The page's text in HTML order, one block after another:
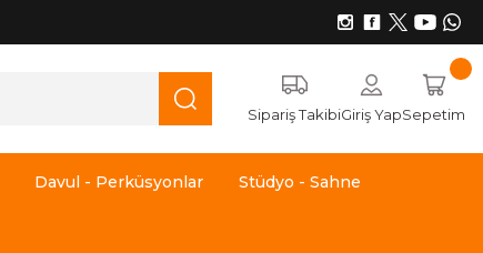
Sipariş TakibiGiriş YapSepetim
Davul - Perküsyonlar Stüdyo - Sahne